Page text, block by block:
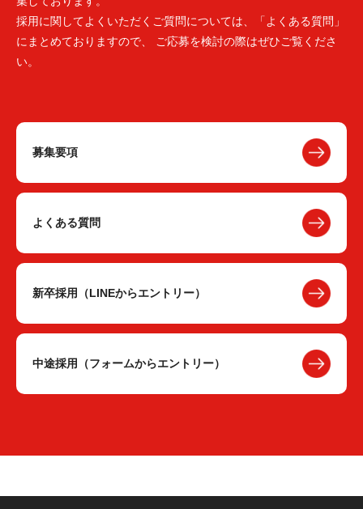
採用に関してよくいただくご質問については、「よくある質問」
にまとめておりますので、 ご応募を検討の際はぜひご覧くださ
い。
募集要項
よくある質問
新卒採用（LINEからエントリー）
中途採用（フォームからエントリー）